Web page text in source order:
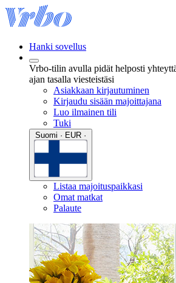
Hanki sovellus
Vrbo-tilin avulla pidät helposti
ajan tasalla viesteistäsi
Asiakkaan kirjautuminen
Kirjaudu sisään majoittajana
Luo ilmainen tili
Tuki
Listaa majoituspaikkasi
Omat matkat
Palaute